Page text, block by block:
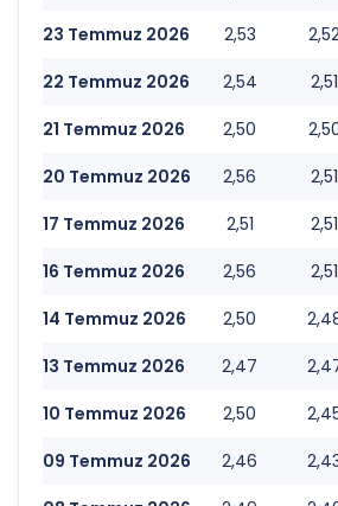
23 Temmuz 2026
2,53
22 Temmuz 2026
2,54 2,51
21 Temmuz 2026
2,50
20 Temmuz 2026
2,56 2,51
17 Temmuz 2026
2,51 2,51
16 Temmuz 2026
2,56 2,51
14 Temmuz 2026
2,50
13 Temmuz 2026
2,47
10 Temmuz 2026
2,50
09 Temmuz 2026
2,46